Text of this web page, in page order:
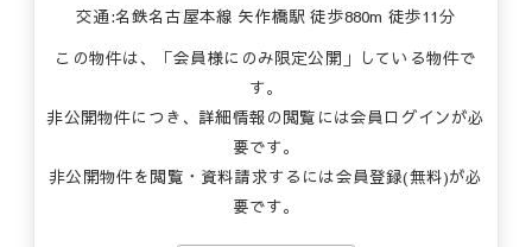
交通:名鉄名古屋本線 矢作橋駅 徒歩880m 徒歩11分
この物件は、「会員様にのみ限定公開」している物件で
す。
非公開物件につき、詳細情報の閲覧には会員ログインが必
要です。
非公開物件を閲覧・資料請求するには会員登録(無料)が必
要です。